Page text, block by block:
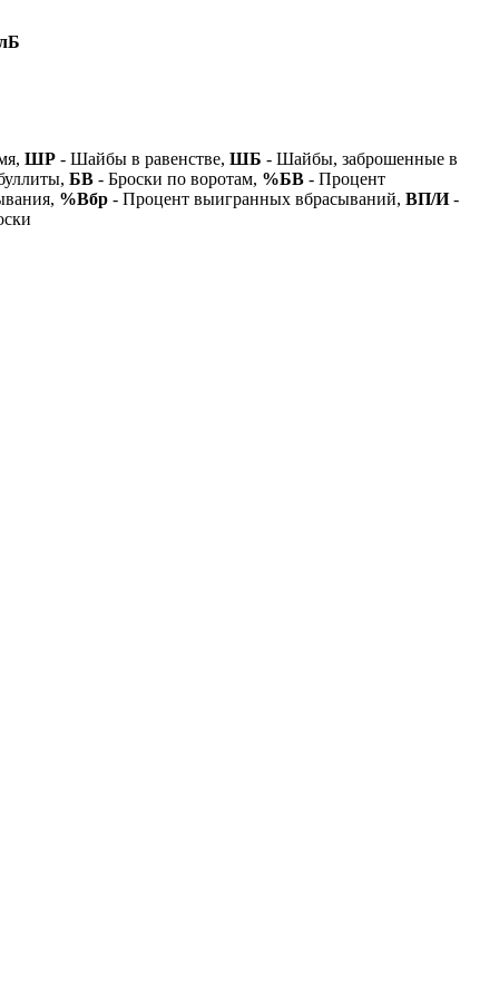
ШР - Шайбы в равенстве, ШБ - Шайбы, заброшенные в
БВ - Броски по воротам, %БВ - Процент
%Вбр - Процент выигранных вбрасываний, ВП/И-